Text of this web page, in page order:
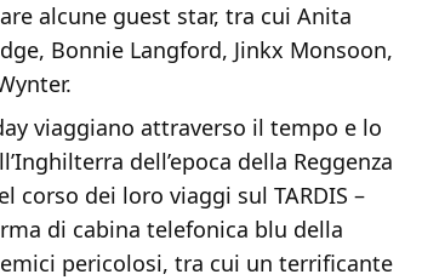
alcune guest star, tra cui Anita
Bonnie Langford, Jinkx Monsoon,
viaggiano attraverso il tempo e lo
dell’epoca della Reggenza
dei loro viaggi sul TARDIS –
di cabina telefonica blu della
pericolosi, tra cui un terrificante